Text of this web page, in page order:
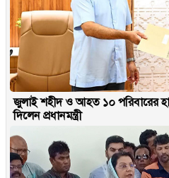
জুলাই শহীদ ও আহত ১০ পরিবারের
দিলেন প্রধানমন্ত্রী